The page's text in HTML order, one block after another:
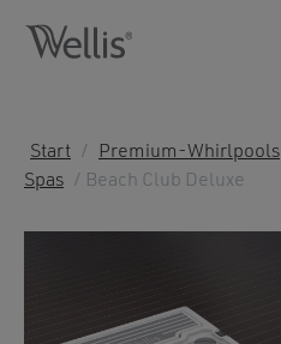
Start / Premium-Whirlpools
Spas / Beach Club Deluxe